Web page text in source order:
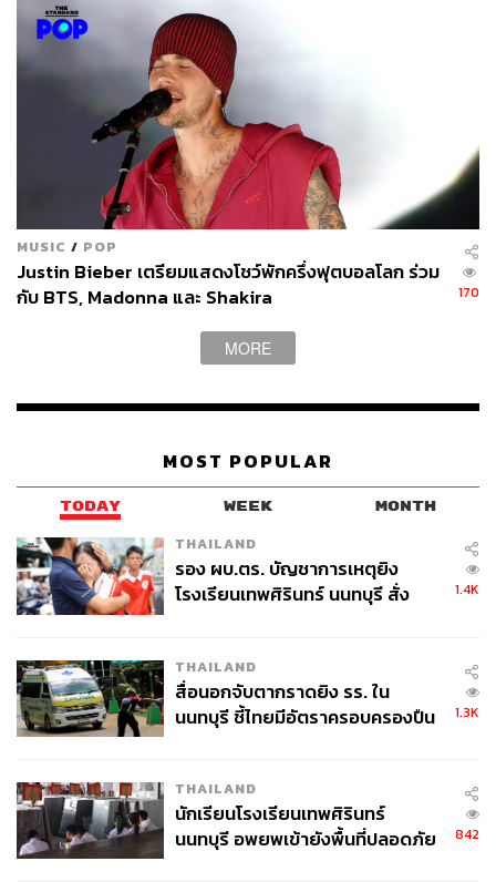
MUSIC / POP
Justin Bieber เตรียมแสดงโชว์พักครึ่งฟุตบอลโลก ร่วม
กับ BTS, Madonna และ Shakira
170
MORE
MOST POPULAR
TODAY WEEK MONTH
THAILAND
รอง ผบ.ตร. บัญชาการเหตุยิง
โรงเรียนเทพศิรินทร์ นนทบุรี สั่ง
1.4K
THAILAND
สื่อนอกจับตากราดยิง รร. ใน
นนทบุรี ชี้ไทยมีอัตราครอบครองปืน
1.3K
THAILAND
นักเรียนโรงเรียนเทพศิรินทร์
นนทบุรี อพยพเข้ายังพื้นที่ปลอดภัย
842